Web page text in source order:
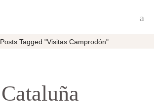
Posts Tagged "Visitas Camprodón"
Cataluña